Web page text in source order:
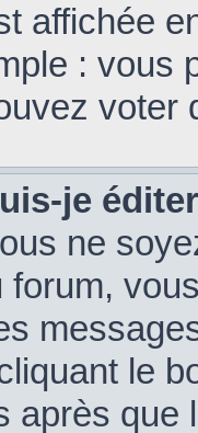
affichée
: vous
voter
je
ne
forum,
le
après que